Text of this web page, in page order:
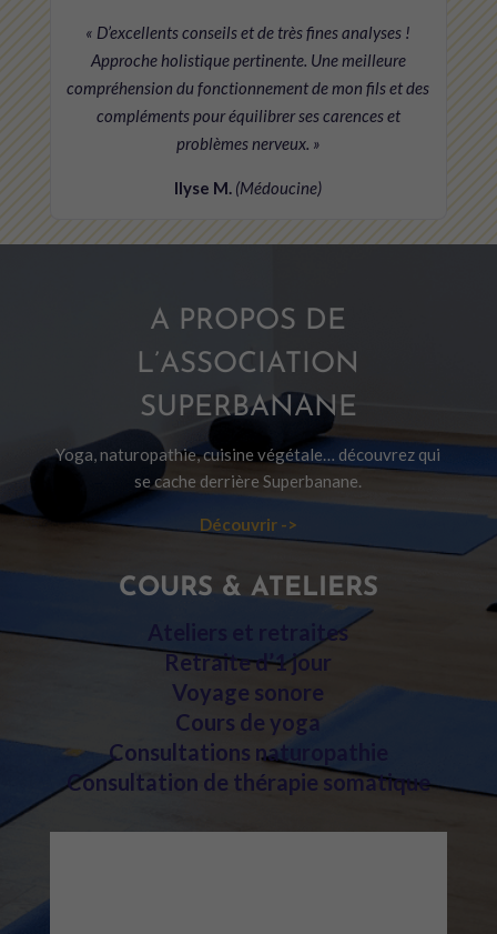
« D’excellents conseils et de très fines analyses !
Approche holistique pertinente. Une meilleure
compréhension du fonctionnement de mon fils et des
compléments pour équilibrer ses carences et
problèmes nerveux. »
Ilyse M. (Médoucine)
A PROPOS DE
L’ASSOCIATION
SUPERBANANE
Yoga, naturopathie, cuisine végétale… découvrez qui
se cache derrière Superbanane.
Découvrir ->
COURS & ATELIERS
Ateliers et retraites
Retraite d’1 jour
Voyage sonore
Cours de yoga
Consultations naturopathie
Consultation de thérapie somatique